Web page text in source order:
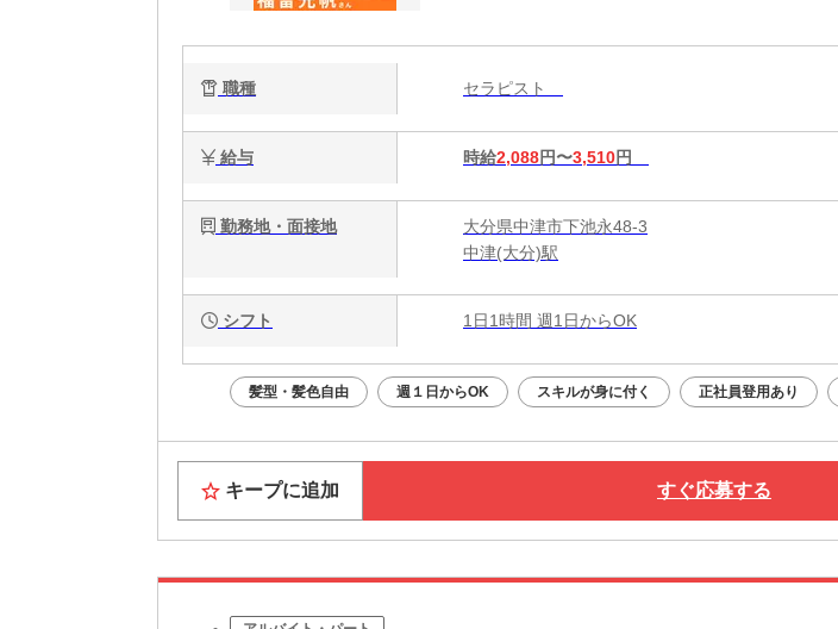
職種 セラピスト
給与 時給2,088円〜3,510円
勤務地・面接地
大分県中津市下池永48-3
中津(大分)駅
シフト 1日1時間 週1日からOK
髪型・髪色自由 週１日からOK スキルが身に付く 正社員登用あり
キープに追加 すぐ応募する